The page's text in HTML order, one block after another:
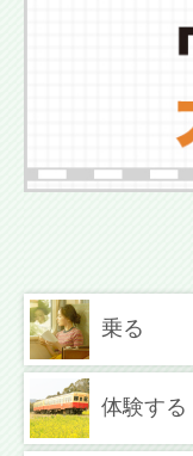
乗る
体験する